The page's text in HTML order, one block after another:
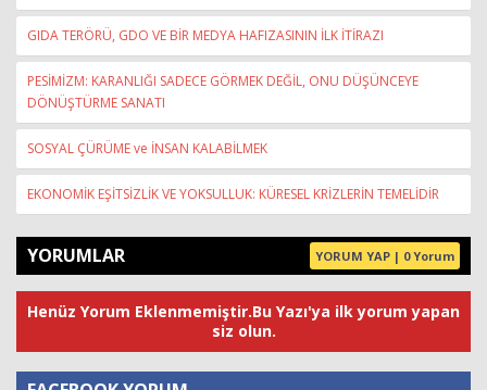
GIDA TERÖRÜ, GDO VE BİR MEDYA HAFIZASININ İLK İTİRAZI
PESİMİZM: KARANLIĞI SADECE GÖRMEK DEĞİL, ONU DÜŞÜNCEYE
DÖNÜŞTÜRME SANATI
SOSYAL ÇÜRÜME ve İNSAN KALABİLMEK
EKONOMİK EŞİTSİZLİK VE YOKSULLUK: KÜRESEL KRİZLERİN TEMELİDİR
YORUMLAR YORUM YAP | 0 Yorum
Henüz Yorum Eklenmemiştir.Bu Yazı'ya ilk yorum yapan
siz olun.